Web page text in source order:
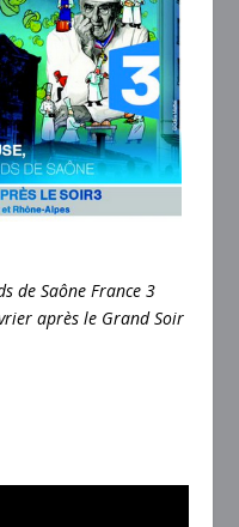
de Saône France 3
après le Grand Soir